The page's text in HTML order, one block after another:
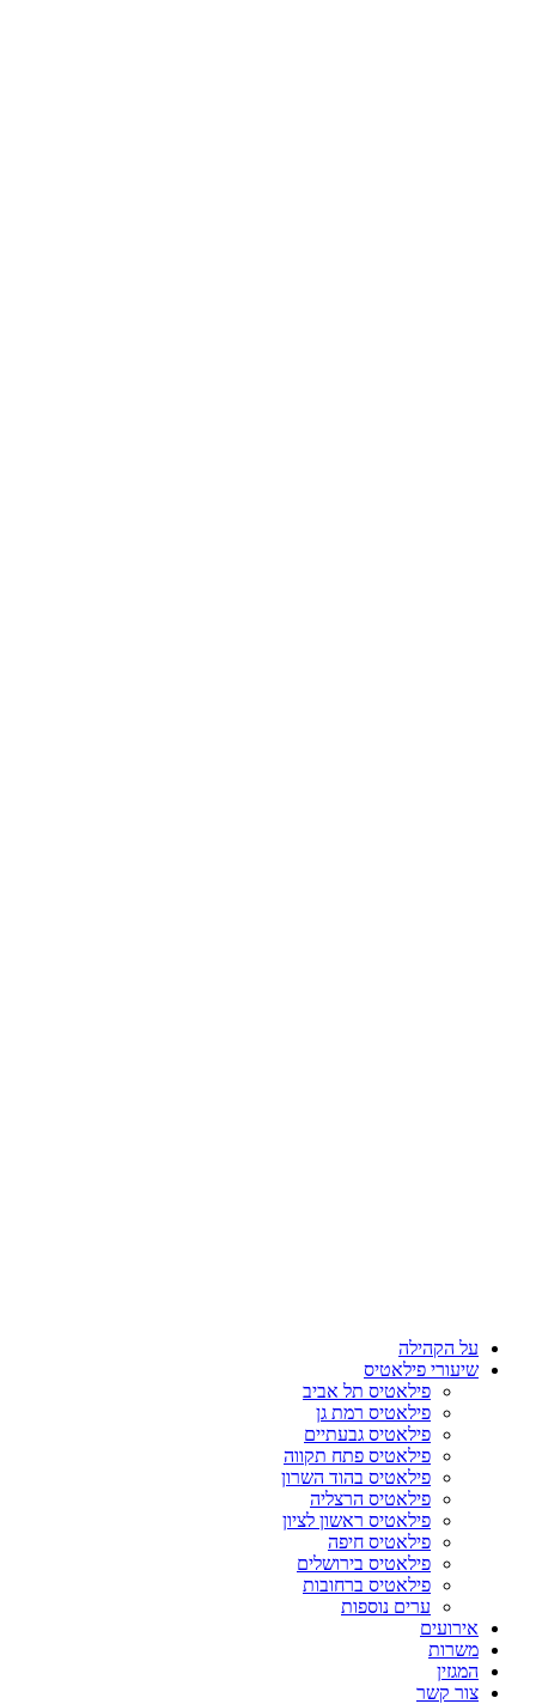
על הקהילה
שיעורי פילאטיס
פילאטיס תל אביב
פילאטיס רמת גן
פילאטיס גבעתיים
פילאטיס פתח תקווה
פילאטיס בהוד השרון
פילאטיס הרצליה
פילאטיס ראשון לציון
פילאטיס חיפה
פילאטיס בירושלים
פילאטיס ברחובות
ערים נוספות
אירועים
משרות
המגזין
צור קשר